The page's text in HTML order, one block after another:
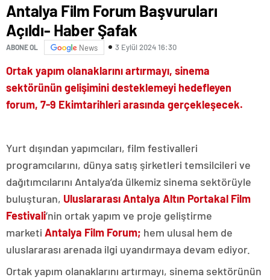
Antalya Film Forum Başvuruları
Açıldı- Haber Şafak
ABONE OL News 3 Eylül 2024 16:30
Ortak yapım olanaklarını artırmayı, sinema
sektörünün gelişimini desteklemeyi hedefleyen
forum, 7-9 Ekimtarihleri arasında gerçekleşecek.
Yurt dışından yapımcıları, film festivalleri
programcılarını, dünya satış şirketleri temsilcileri ve
dağıtımcılarını Antalya’da ülkemiz sinema sektörüyle
buluşturan, Uluslararası Antalya Altın Portakal Film
Festivali’nin ortak yapım ve proje geliştirme
marketi Antalya Film Forum; hem ulusal hem de
uluslararası arenada ilgi uyandırmaya devam ediyor.
Ortak yapım olanaklarını artırmayı, sinema sektörünün